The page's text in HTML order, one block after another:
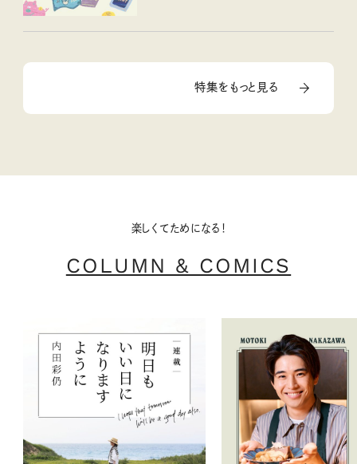
特集をもっと見る
楽しくてためになる！
COLUMN & COMICS